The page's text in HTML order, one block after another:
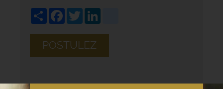
ShareFacebook
Twitter
POSTULEZ